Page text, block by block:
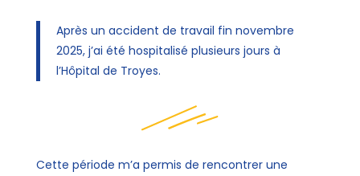
Après un accident de travail fin novembre
2025, j’ai été hospitalisé plusieurs jours à
l’Hôpital de Troyes.
Cette période m’a permis de rencontrer une